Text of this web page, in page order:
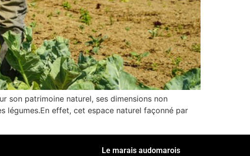
son patrimoine naturel, ses dimensions non
légumes.En effet, cet espace naturel façonné par
Le marais audomarois